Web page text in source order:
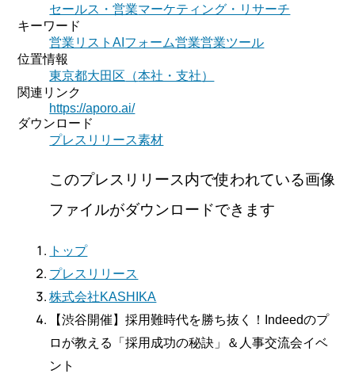
セールス・営業マーケティング・リサーチ
キーワード
営業リストAI フォーム営業営業ツール
位置情報
東京都大田区 （本社・支社）
関連リンク
https://aporo.ai/
ダウンロード
プレスリリース素材
このプレスリリース内で使われている画像
ファイルがダウンロードできます
トップ
プレスリリース
株式会社KASHIKA
【渋谷開催】採用難時代を勝ち抜く！Indeedのプ
ロが教える「採用成功の秘訣」＆人事交流会イベ
ント